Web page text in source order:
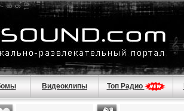
Видеоклипы Топ Радио